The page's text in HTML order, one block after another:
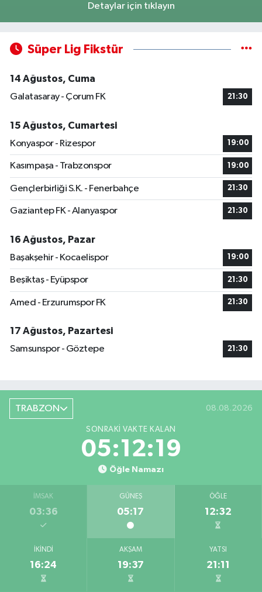
Detaylar için tıklayın
Süper Lig Fikstür
14 Ağustos, Cuma
Galatasaray - Çorum FK
21:30
15 Ağustos, Cumartesi
Konyaspor - Rizespor
19:00
Kasımpaşa - Trabzonspor 19:00
Gençlerbirliği S.K. - Fenerbahçe 21:30
Gaziantep FK - Alanyaspor 21:30
16 Ağustos, Pazar
Başakşehir - Kocaelispor
19:00
Beşiktaş - Eyüpspor 21:30
Amed - Erzurumspor FK 21:30
17 Ağustos, Pazartesi
Samsunspor - Göztepe
21:30
TRABZON 08.08.2026
SONRAKI VAKTE KALAN
05:12:18
Öğle Namazı
İMSAK
03:36
GÜNEŞ
05:17
ÖĞLE
12:32
İKINDI
16:24
AKŞAM
19:37
YATSI
21:11